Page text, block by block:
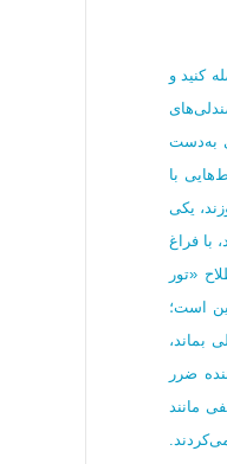
کنید و
به‌دست
با
یکی
با فراغ
«تور
است؛
بماند،
ضرر
مانند